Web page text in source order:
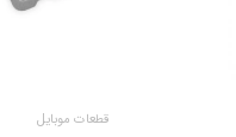
قطعات موبایل